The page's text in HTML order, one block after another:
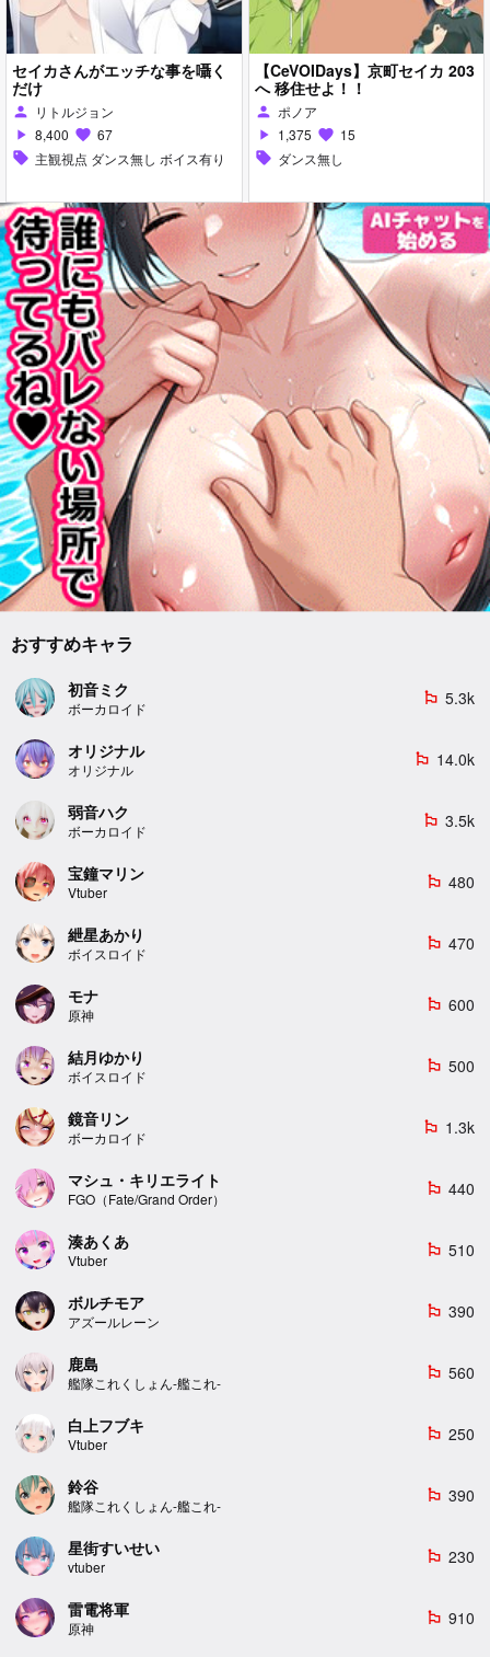
セイカさんがエッチな事を囁く
だけ
person リトルジョン
play_arrow 8,400 favorite 67
sell 主観視点 ダンス無し ボイス有り
【CeVOIDays】京町セイカ 203
へ 移住せよ！！
person ポノア
play_arrow 1,375 favorite 15
sell ダンス無し
おすすめキャラ
初音ミク
ボーカロイド
emoji_flags 5.3k
オリジナル
オリジナル
emoji_flags 14.0k
弱音ハク
ボーカロイド
emoji_flags 3.5k
宝鐘マリン
Vtuber
emoji_flags 480
紲星あかり
ボイスロイド
emoji_flags 470
モナ
原神
emoji_flags 600
結月ゆかり
ボイスロイド
emoji_flags 500
鏡音リン
ボーカロイド
emoji_flags 1.3k
マシュ・キリエライト
FGO（Fate/Grand Order）
emoji_flags 440
湊あくあ
Vtuber
emoji_flags 510
ボルチモア
アズールレーン
emoji_flags 390
鹿島
艦隊これくしょん-艦これ-
emoji_flags 560
白上フブキ
Vtuber
emoji_flags 250
鈴谷
艦隊これくしょん-艦これ-
emoji_flags 390
星街すいせい
vtuber
emoji_flags 230
雷電将軍
原神
emoji_flags 910